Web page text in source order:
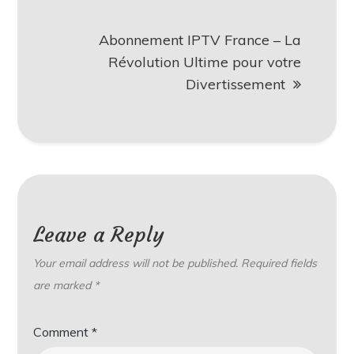
Abonnement IPTV France – La
Révolution Ultime pour votre
Divertissement
Leave a Reply
Your email address will not be published. Required fields
are marked *
Comment*